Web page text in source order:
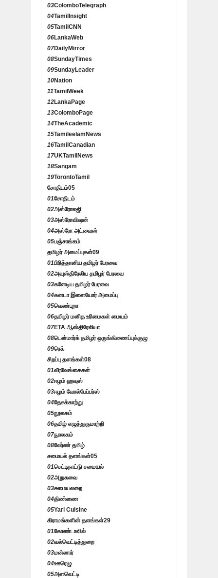
03ColomboTelegraph
04TamilInsight
05TamilCNN
06LankaWeb
07DailyMirror
08SundayTimes
09SundayLeader
10Nation
11TamilWeek
12LankaPage
13ColomboPage
14TheAcademic
15TamileelamNews
16TamilCanadian
17UKTamilNews
18Sangam
19TorontoTamil
சோதிடம்05
01சோதிடம்
02அஸ்ரோலஜி
03அஸ்ரோவிஷன்
04அஸ்ரோ அட்வைஸ்
05பஞ்சாங்கம்
தமிழர் அமைப்புகள்09
01பிரித்தானிய தமிழர் பேரவை
02அவுஸ்திரேலிய தமிழர் பேரவை
03கனேடிய தமிழர் பேரவை
04கனடா இளையோர் அமைப்பு
05வெண்புறா
06தமிழர் மனித உரிமைகள் மையம்
07ETA ஆஸ்திரேலியா
08டென்மார்க் தமிழர் ஒருங்கிணைப்புக்குழு
09ரெக்
சிறப்பு தளங்கள்08
01வீரவேங்கைகள்
02ஈழம் ஹவுஸ்
03ஈழம் வோல்பேப்பர்ஸ்
04தேசக்காற்று
05நூலகம்
06தமிழ் எழுத்துருமாற்றி
07நுாலகம்
08லேர்ண் தமிழ்
சமையல் தளங்கள்05
01செட்டிநாட்டு சமையல்
02அறுசுவை
03சமையலறை
04திண்ணை
05Yarl Cuisine
கிராமங்களின் தளங்கள்29
01கோண்டாவில்
02வல்வெட்டித்துறை
03மன்னார்
04ஊரெழு
05அளவெட்டி